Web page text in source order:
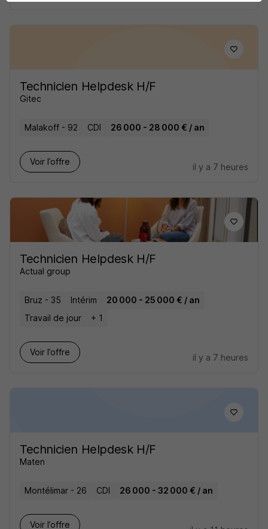
Technicien Helpdesk H/F
Gitec
Malakoff - 92 CDI 26 000 - 28 000 € / an
Voir l’offre
il y a 7 heures
Technicien Helpdesk H/F
Actual group
Bruz - 35 Intérim
20 000 - 25 000 € / an
Travail de jour
+ 1
Voir l’offre
il y a 7 heures
Technicien Helpdesk H/F
Maten
Montélimar - 26 CDI 26 000 - 32 000 € / an
Voir l’offre